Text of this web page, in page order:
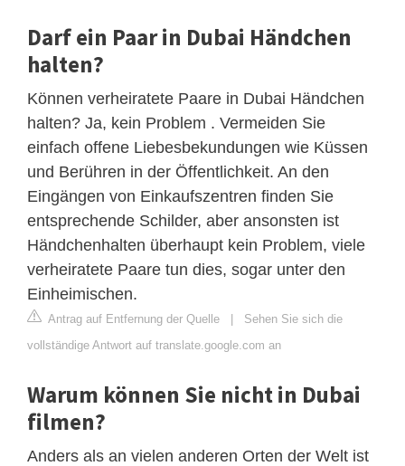
Darf ein Paar in Dubai Händchen
halten?
Können verheiratete Paare in Dubai Händchen
halten? Ja, kein Problem . Vermeiden Sie
einfach offene Liebesbekundungen wie Küssen
und Berühren in der Öffentlichkeit. An den
Eingängen von Einkaufszentren finden Sie
entsprechende Schilder, aber ansonsten ist
Händchenhalten überhaupt kein Problem, viele
verheiratete Paare tun dies, sogar unter den
Einheimischen.
Antrag auf Entfernung der Quelle | Sehen Sie sich die
vollständige Antwort auf translate.google.com an
Warum können Sie nicht in Dubai
filmen?
Anders als an vielen anderen Orten der Welt ist